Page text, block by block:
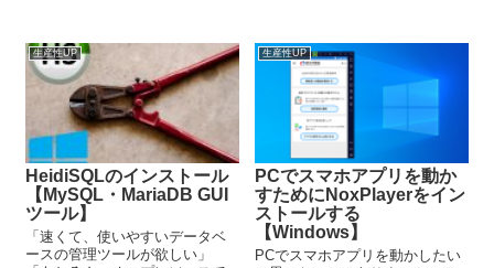
生産性UP
HeidiSQLのインストール
【MySQL・MariaDB GUI
ツール】
「速くて、使いやすいデータベ
ースの管理ツールが欲しい」
生産性UP
PCでスマホアプリを動か
すためにNoxPlayerをイン
ストールする
【Windows】
PCでスマホアプリを動かしたい